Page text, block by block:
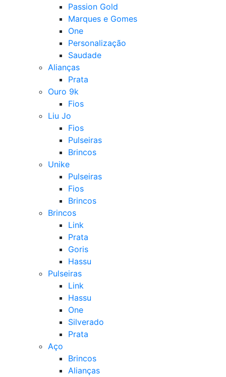
Passion Gold
Marques e Gomes
One
Personalização
Saudade
Alianças
Prata
Ouro 9k
Fios
Liu Jo
Fios
Pulseiras
Brincos
Unike
Pulseiras
Fios
Brincos
Brincos
Link
Prata
Goris
Hassu
Pulseiras
Link
Hassu
One
Silverado
Prata
Aço
Brincos
Alianças